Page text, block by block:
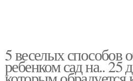
5 веселых способов
ребенком сад на.. 25